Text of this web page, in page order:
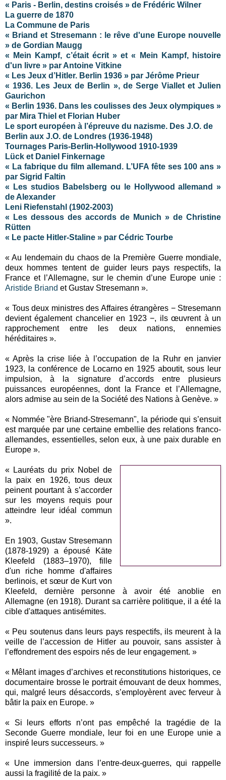
« Paris - Berlin, destins croisés » de Frédéric Wilner
La guerre de 1870
La Commune de Paris
« Briand et Stresemann : le rêve d'une Europe nouvelle
» de Gordian Maugg
« Mein Kampf, c’était écrit » et « Mein Kampf, histoire
d'un livre » par Antoine Vitkine
« Les Jeux d’Hitler. Berlin 1936 » par Jérôme Prieur
« 1936. Les Jeux de Berlin », de Serge Viallet et Julien
Gaurichon
« Berlin 1936. Dans les coulisses des Jeux olympiques »
par Mira Thiel et Florian Huber
Le sport européen à l’épreuve du nazisme. Des J.O. de
Berlin aux J.O. de Londres (1936-1948)
Tournages Paris-Berlin-Hollywood 1910-1939
Lück et Daniel Finkernage
« La fabrique du film allemand. L’UFA fête ses 100 ans »
par Sigrid Faltin
« Les studios Babelsberg ou le Hollywood allemand »
de Alexander
Leni Riefenstahl (1902-2003)
« Les dessous des accords de Munich » de Christine
Rütten
« Le pacte Hitler-Staline » par Cédric Tourbe
« Au lendemain du chaos de la Première Guerre mondiale,
deux hommes tentent de guider leurs pays respectifs, la
France et l’Allemagne, sur le chemin d’une Europe unie :
Aristide Briand et Gustav Stresemann ».
« Tous deux ministres des Affaires étrangères − Stresemann
devient également chancelier en 1923 −, ils œuvrent à un
rapprochement entre les deux nations, ennemies
héréditaires ».
« Après la crise liée à l’occupation de la Ruhr en janvier
1923, la conférence de Locarno en 1925 aboutit, sous leur
impulsion, à la signature d’accords entre plusieurs
puissances européennes, dont la France et l’Allemagne,
alors admise au sein de la Société des Nations à Genève. »
« Nommée "ère Briand-Stresemann", la période qui s’ensuit
est marquée par une certaine embellie des relations franco-
allemandes, essentielles, selon eux, à une paix durable en
Europe ».
« Lauréats du prix Nobel de
la paix en 1926, tous deux
peinent pourtant à s’accorder
sur les moyens requis pour
atteindre leur idéal commun
».
En 1903, Gustav Stresemann
(1878-1929) a épousé Käte
Kleefeld (1883–1970), fille
d'un riche homme d'affaires
berlinois, et sœur de Kurt von
Kleefeld, dernière personne à avoir été anoblie en
Allemagne (en 1918). Durant sa carrière politique, il a été la
cible d'attaques antisémites.
« Peu soutenus dans leurs pays respectifs, ils meurent à la
veille de l’accession de Hitler au pouvoir, sans assister à
l’effondrement des espoirs nés de leur engagement. »
« Mêlant images d’archives et reconstitutions historiques, ce
documentaire brosse le portrait émouvant de deux hommes,
qui, malgré leurs désaccords, s’employèrent avec ferveur à
bâtir la paix en Europe. »
« Si leurs efforts n’ont pas empêché la tragédie de la
Seconde Guerre mondiale, leur foi en une Europe unie a
inspiré leurs successeurs. »
« Une immersion dans l’entre-deux-guerres, qui rappelle
aussi la fragilité de la paix. »